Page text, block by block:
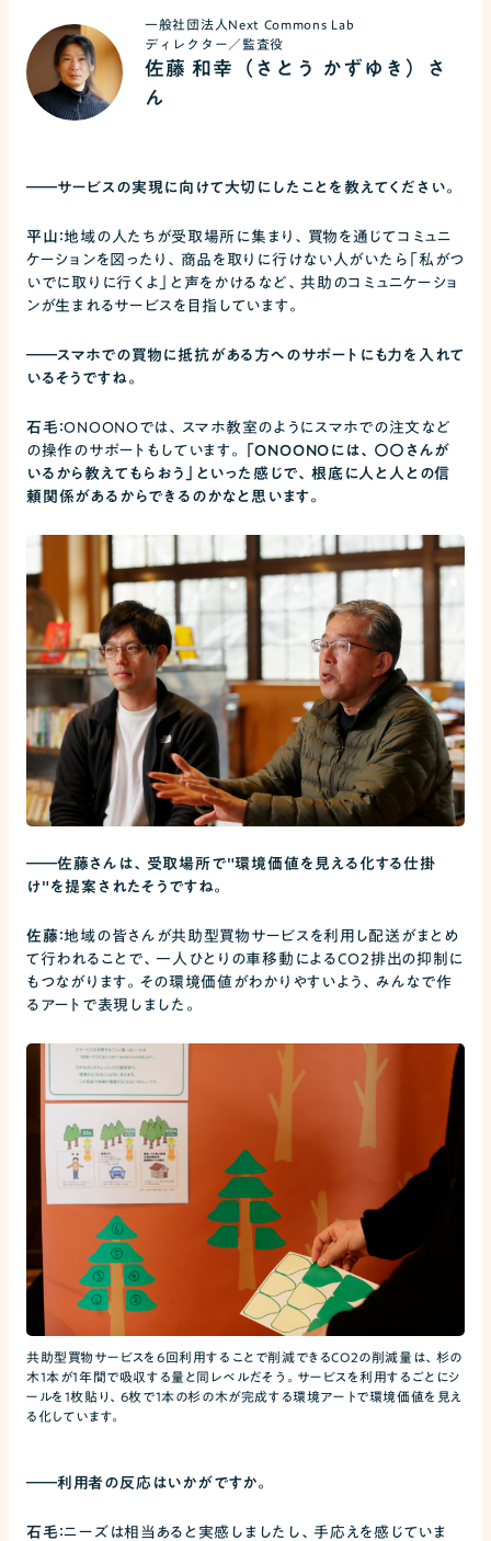
一般社団法人Next Commons Lab
ディレクター／監査役
佐藤 和幸（さとう かずゆき）さ
ん
――サービスの実現に向けて大切にしたことを教えてください。
平山：地域の人たちが受取場所に集まり、買物を通じてコミュニ
ケーションを図ったり、商品を取りに行けない人がいたら「私がつ
いでに取りに行くよ」と声をかけるなど、共助のコミュニケーショ
ンが生まれるサービスを目指しています。
――スマホでの買物に抵抗がある方へのサポートにも力を入れて
いるそうですね。
石毛：ONOONOでは、スマホ教室のようにスマホでの注文など
の操作のサポートもしています。
「ONOONOには、〇〇さんが
いるから教えてもらおう」といった感じで、根底に人と人との信
頼関係があるからできるのかなと思います。
――佐藤さんは、受取場所で"環境価値を見える化する仕掛
け"を提案されたそうですね。
佐藤：地域の皆さんが共助型買物サービスを利用し配送がまとめ
て行われることで、一人ひとりの車移動によるCO2排出の抑制に
もつながります。その環境価値がわかりやすいよう、みんなで作
るアートで表現しました。
共助型買物サービスを6回利用することで削減できるCO2の削減量は、杉の
木1本が1年間で吸収する量と同レベルだそう。サービスを利用するごとにシ
ールを1枚貼り、6枚で1本の杉の木が完成する環境アートで環境価値を見え
る化しています。
――利用者の反応はいかがですか。
石毛：ニーズは相当あると実感しましたし、手応えを感じていま